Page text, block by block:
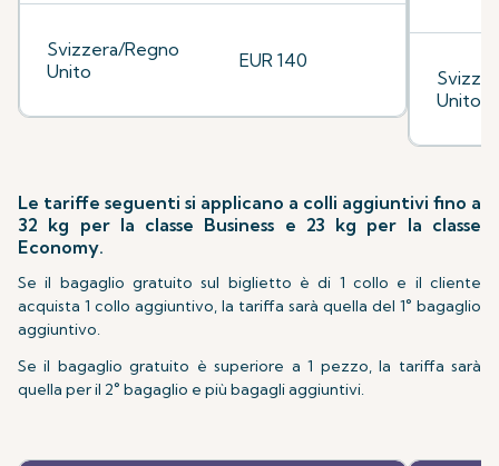
Svizzera/Regno
Unito
EUR 140
Unito
Le tariffe seguenti si applicano a colli aggiuntivi fino a
32 kg per la classe Business e 23 kg per la classe
Economy.
Se il bagaglio gratuito sul biglietto è di 1 collo e il cliente
acquista 1 collo aggiuntivo, la tariffa sarà quella del 1° bagaglio
aggiuntivo.
Se il bagaglio gratuito è superiore a 1 pezzo, la tariffa sarà
quella per il 2° bagaglio e più bagagli aggiuntivi.